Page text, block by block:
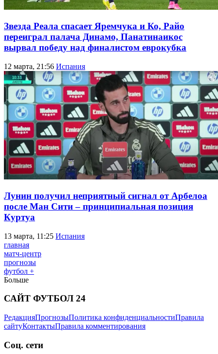
Звезда Реала спасает Яремчука и Ко, Райо
переиграл палача Динамо, Панатинаикос
вырвал победу над финалистом еврокубка
12 марта, 21:56 Испания
Лунин получил неприятный сигнал от Арбелоа
после Ман Сити – принципиальная позиция
Куртуа
13 марта, 11:25 Испания
главная
матч-центр
прогнозы
футбол +
Больше
САЙТ ФУТБОЛ 24
РедакцияПрогнозыПолитика конфиденциальностиПравила
сайтуКонтактыПравила комментирования
Соц. сети